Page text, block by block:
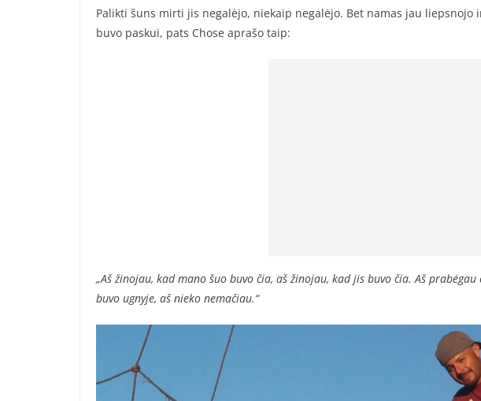
Palikti šuns mirti jis negalėjo, niekaip negalėjo. Bet namas jau liepsnojo
buvo paskui, pats Chose aprašo taip:
„Aš žinojau, kad mano šuo buvo čia, aš žinojau, kad jis buvo čia. Aš
buvo ugnyje, aš nieko nemačiau.“